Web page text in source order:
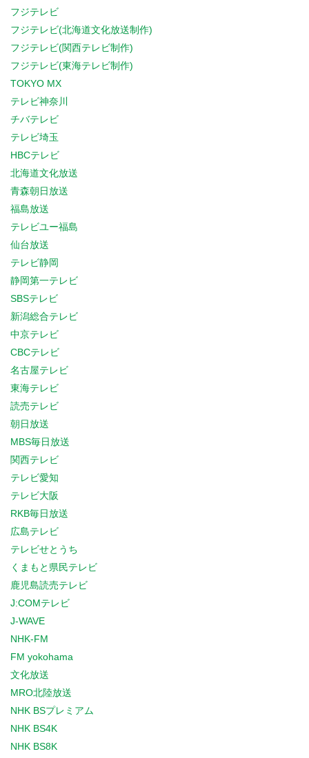
フジテレビ
フジテレビ(北海道文化放送制作)
フジテレビ(関西テレビ制作)
フジテレビ(東海テレビ制作)
TOKYO MX
テレビ神奈川
チバテレビ
テレビ埼玉
HBCテレビ
北海道文化放送
青森朝日放送
福島放送
テレビユー福島
仙台放送
テレビ静岡
静岡第一テレビ
SBSテレビ
新潟総合テレビ
中京テレビ
CBCテレビ
名古屋テレビ
東海テレビ
読売テレビ
朝日放送
MBS毎日放送
関西テレビ
テレビ愛知
テレビ大阪
RKB毎日放送
広島テレビ
テレビせとうち
くまもと県民テレビ
鹿児島読売テレビ
J:COMテレビ
J-WAVE
NHK-FM
FM yokohama
文化放送
MRO北陸放送
NHK BSプレミアム
NHK BS4K
NHK BS8K